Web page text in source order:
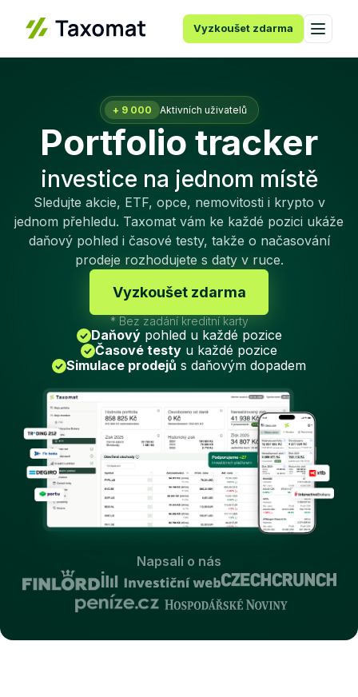
+ 9 000 Aktivních uživatelů
Portfolio tracker
investice na jednom místě
Sledujte akcie, ETF, opce, nemovitosti i krypto v
jednom přehledu. Taxomat vám ke každé pozici ukáže
daňový pohled i časové testy, takže o načasování
prodeje rozhodujete s daty v ruce.
Vyzkoušet zdarma
* Bez zadání kreditní karty
Daňovýpohled u každé pozice
Časové testy u každé pozice
Simulace prodejů s daňovým dopadem
Napsali o nás
Vyzkoušet zdarma